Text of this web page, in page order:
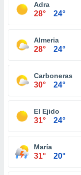
Adra
28° 24°
Almeria
28° 24°
Carboneras
30° 24°
El Ejido
31° 24°
María
31° 20°